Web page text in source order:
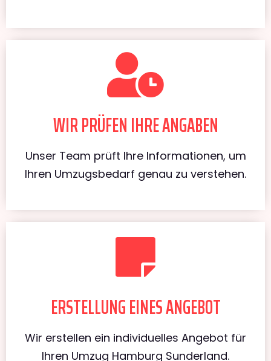
WIR PRÜFEN IHRE ANGABEN
Unser Team prüft Ihre Informationen, um
Ihren Umzugsbedarf genau zu verstehen.
ERSTELLUNG EINES ANGEBOT
Wir erstellen ein individuelles Angebot für
Ihren Umzug Hamburg Sunderland.